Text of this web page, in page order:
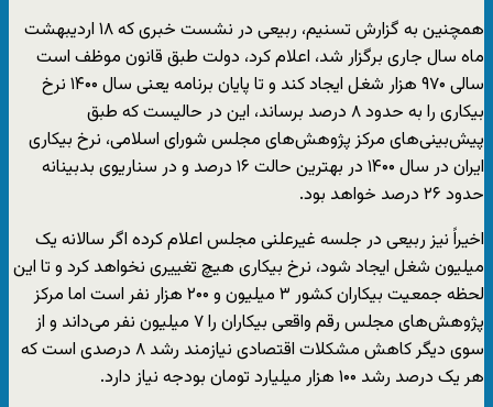
همچنین به گزارش تسنیم، ربیعی در نشست خبری که ۱۸ اردیبهشت
ماه سال جاری برگزار شد، اعلام کرد، دولت طبق قانون موظف است
سالی ۹۷۰ هزار شغل ایجاد کند و تا پایان برنامه یعنی سال ۱۴۰۰ نرخ
بیکاری را به حدود ۸ درصد برساند، این در حالیست که طبق
پیش‌بینی‌های مرکز پژوهش‌های مجلس شورای اسلامی، نرخ بیکاری
ایران در سال ۱۴۰۰ در بهترین حالت ۱۶ درصد و در سناریوی بدبینانه
حدود ۲۶ درصد خواهد بود.
اخیراً نیز ربیعی در جلسه غیرعلنی مجلس اعلام کرده اگر سالانه یک
میلیون شغل ایجاد شود، نرخ بیکاری هیچ تغییری نخواهد کرد و تا این
لحظه جمعیت بیکاران کشور ۳ میلیون و ۲۰۰ هزار نفر است اما مرکز
پژوهش‌های مجلس رقم واقعی بیکاران را ۷ میلیون نفر می‌داند و از
سوی دیگر کاهش مشکلات اقتصادی نیازمند رشد ۸ درصدی است که
هر یک درصد رشد ۱۰۰ هزار میلیارد تومان بودجه نیاز دارد.